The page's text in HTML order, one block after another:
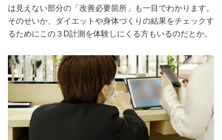
は見えない部分の「改善必要箇所」も一目でわかります。
そのせいか、ダイエットや身体づくりの結果をチェックす
るためにこの３D計測を体験しにくる方もいるのだとか。